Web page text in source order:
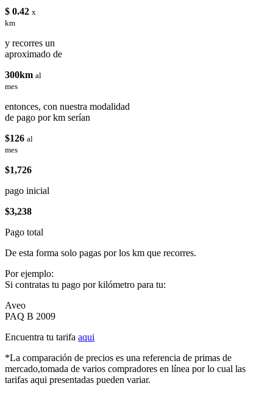
$ 0.42 x
km
y recorres un
aproximado de
300km al
mes
entonces, con nuestra modalidad
de pago por km serían
$126 al
mes
$1,726
pago inicial
$3,238
Pago total
De esta forma solo pagas por los km que recorres.
Por ejemplo:
Si contratas tu pago por kilómetro para tu:
Aveo
PAQ B 2009
Encuentra tu tarifa aqui
*La comparación de precios es una referencia de primas de
mercado,tomada de varios compradores en línea por lo cual las
tarifas aqui presentadas pueden variar.